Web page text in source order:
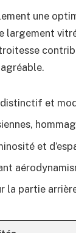
une
largement
et
et
la partie